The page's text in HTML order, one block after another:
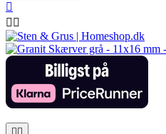

 
 